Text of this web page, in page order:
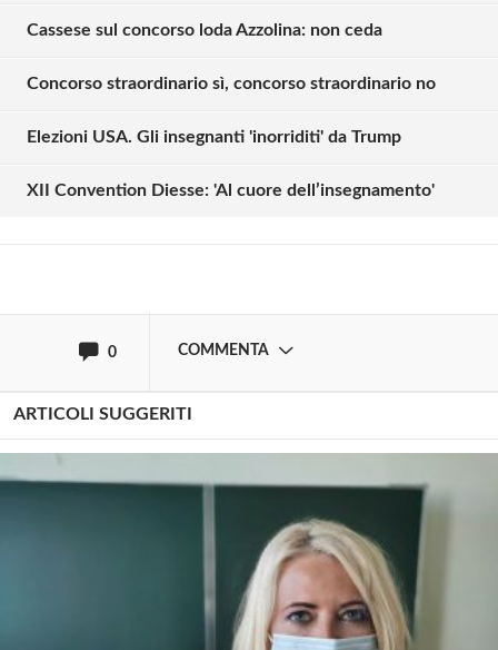
Cassese sul concorso loda Azzolina: non ceda
Concorso straordinario sì, concorso straordinario no
Elezioni USA. Gli insegnanti 'inorriditi' da Trump
XII Convention Diesse: 'Al cuore dell’insegnamento'
0 COMMENTA
commentare!
Effettua il Login o Registrati
ARTICOLI SUGGERITI